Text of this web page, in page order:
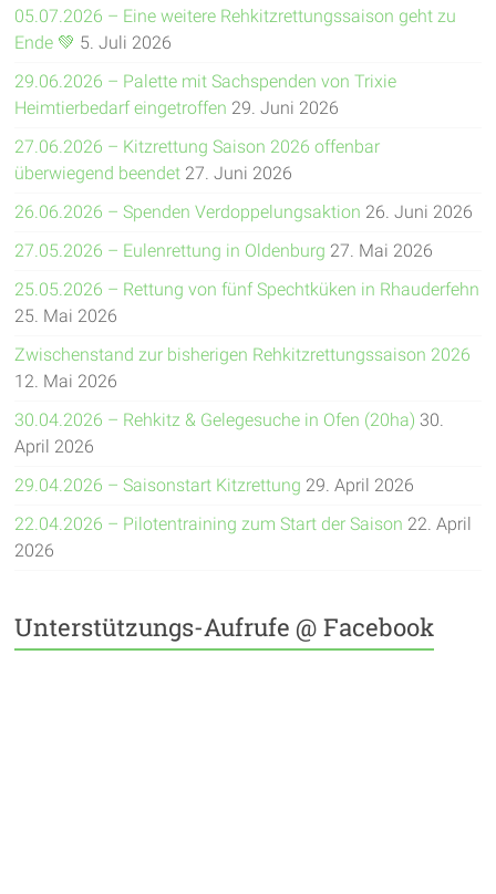
05.07.2026 – Eine weitere Rehkitzrettungssaison geht zu
Ende 💚 5. Juli 2026
29.06.2026 – Palette mit Sachspenden von Trixie
Heimtierbedarf eingetroffen 29. Juni 2026
27.06.2026 – Kitzrettung Saison 2026 offenbar
überwiegend beendet 27. Juni 2026
26.06.2026 – Spenden Verdoppelungsaktion 26. Juni 2026
27.05.2026 – Eulenrettung in Oldenburg 27. Mai 2026
25.05.2026 – Rettung von fünf Spechtküken in Rhauderfehn
25. Mai 2026
Zwischenstand zur bisherigen Rehkitzrettungssaison 2026
12. Mai 2026
30.04.2026 – Rehkitz & Gelegesuche in Ofen (20ha) 30.
April 2026
29.04.2026 – Saisonstart Kitzrettung 29. April 2026
22.04.2026 – Pilotentraining zum Start der Saison 22. April
2026
Unterstützungs-Aufrufe @ Facebook